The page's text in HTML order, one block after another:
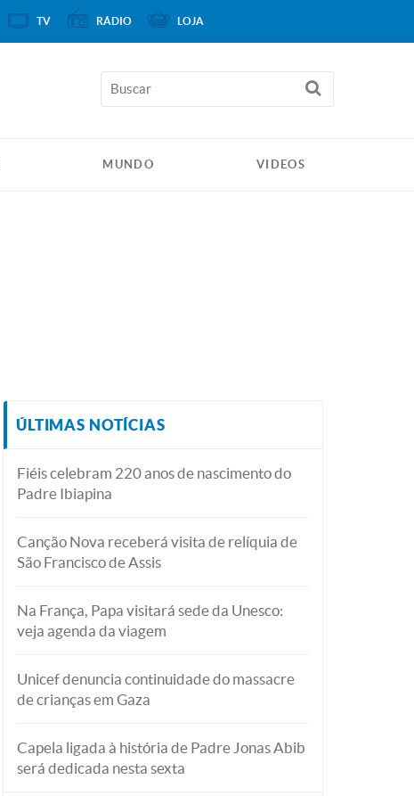
MUNDO VIDEOS
ÚLTIMAS NOTÍCIAS
Fiéis celebram 220 anos de nascimento do
Padre Ibiapina
Canção Nova receberá visita de relíquia de
São Francisco de Assis
Na França, Papa visitará sede da Unesco:
veja agenda da viagem
Unicef denuncia continuidade do massacre
de crianças em Gaza
Capela ligada à história de Padre Jonas Abib
será dedicada nesta sexta
TV RÁDIO LOJA